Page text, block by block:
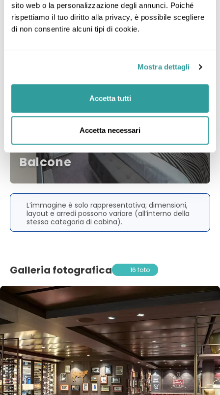
sito web o la personalizzazione degli annunci. Poiché
rispettiamo il tuo diritto alla privacy, è possibile scegliere
di non consentire alcuni tipi di cookie.
Mostra dettagli
Accetta tutti
Accetta necessari
Balcone
L’immagine è solo rappresentativa; dimensioni,
layout e arredi possono variare (all’interno della
stessa categoria di cabina).
Galleria fotografica 16 foto